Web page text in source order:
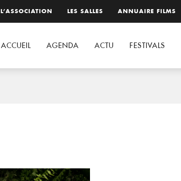
L’ASSOCIATION LES SALLES ANNUAIRE FILMS
ACCUEIL AGENDA ACTU FESTIVALS